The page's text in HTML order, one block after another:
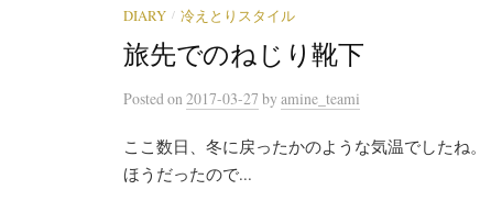
DIARY / 冷えとりスタイル
旅先でのねじり靴下
Postedon 2017-03-27 by amine_teami
ここ数日、冬に戻ったかのような気温でした
ほうだったので...